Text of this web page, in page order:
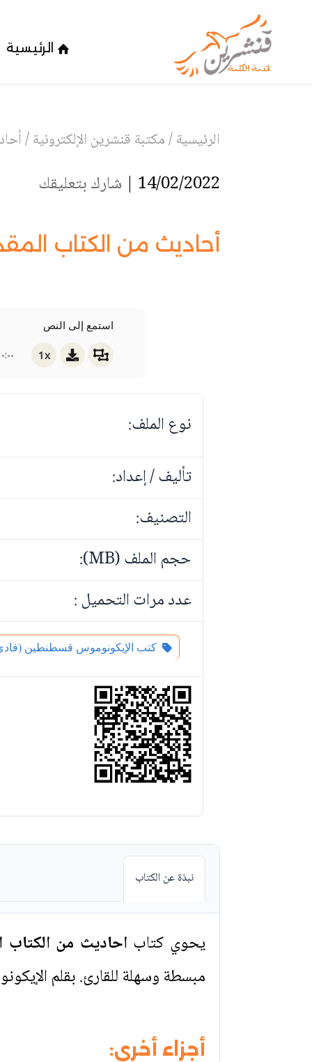
الرئيسية
الرئيسية/مكتبة قنشرين الإلكترونية/
14/02/2022 | شارك بتعليقك
أحاديث من الكتاب
استمع إلى النص
-:-- 1x
نوع الملف:
تأليف / إعداد:
التصنيف:
حجم الملف (MB):
عدد مرات التحميل :
كتب الإيكونوموس قسطنطين
نبذة عن الكتاب
يحوي كتاب احاديث من الكتاب
مبسطة وسهلة للقارئ. بقلم
أجزاء أخرى: